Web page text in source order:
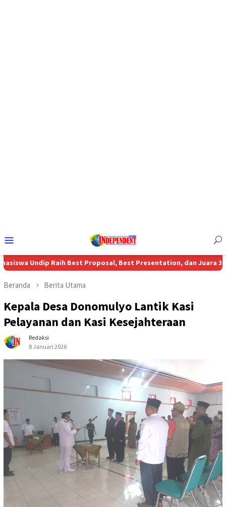
Mobile
Raih Best Proposal, Best Presentation, dan Juara 3 Nasional
Beranda Berita Utama
Kepala Desa Donomulyo Lantik Kasi
Pelayanan dan Kasi Kesejahteraan
Redaksi
8 Januari 2026